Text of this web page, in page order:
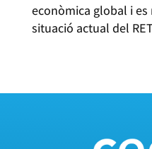
econòmica global i
situació actual del